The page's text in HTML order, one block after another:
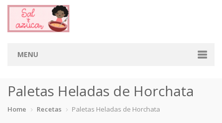
MENU
Categorias
Paletas Heladas de Horchata
Home Recetas Paletas Heladas de Horchata